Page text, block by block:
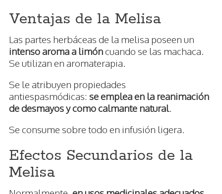
Ventajas de la Melisa
Las partes herbáceas de la melisa poseen un
intenso aroma a limóncuando se las machaca.
Se utilizan en aromaterapia.
Se le atribuyen propiedades
antiespasmódicas: se emplea en la reanimación
de desmayos y como calmante natural
Se consume sobre todo en infusión ligera.
Efectos Secundarios de la
Melisa